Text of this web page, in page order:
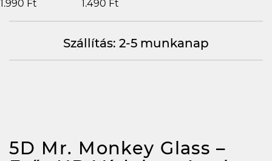
1.990 Ft 1.490 Ft
Szállítás: 2-5 munkanap
5D Mr. Monkey Glass –